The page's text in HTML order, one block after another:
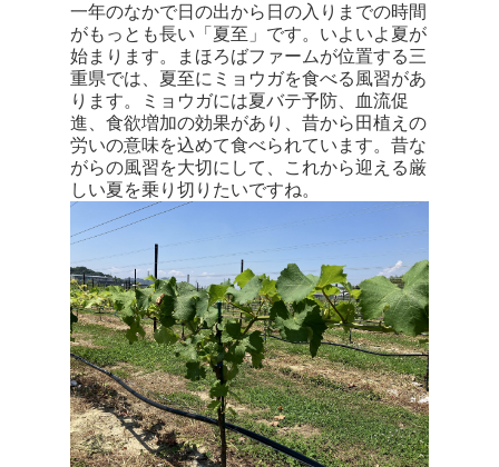
一年のなかで日の出から日の入りまでの時間
がもっとも長い「夏至」です。いよいよ夏が
始まります。まほろばファームが位置する三
重県では、夏至にミョウガを食べる風習があ
ります。ミョウガには夏バテ予防、血流促
進、食欲増加の効果があり、昔から田植えの
労いの意味を込めて食べられています。昔な
がらの風習を大切にして、これから迎える厳
しい夏を乗り切りたいですね。